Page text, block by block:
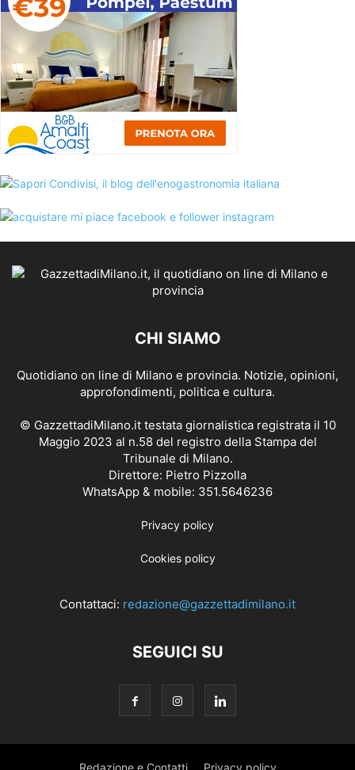
CHI SIAMO
Quotidiano on line di Milano e provincia. Notizie, opinioni,
approfondimenti, politica e cultura.
© GazzettadiMilano.it testata giornalistica registrata il 10
Maggio 2023 al n.58 del registro della Stampa del
Tribunale di Milano.
Direttore: Pietro Pizzolla
WhatsApp & mobile: 351.5646236
Privacy policy
Cookies policy
Contattaci: redazione@gazzettadimilano.it
SEGUICI SU
Redazione e Contatti Privacy policy